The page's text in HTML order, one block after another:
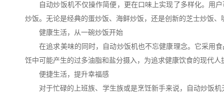
自动炒饭机不仅操作简便，更在口味上实现了多样化。用户
炒饭。无论是经典的蛋炒饭、海鲜炒饭，还是创新的芝士炒饭
健康生活，从一碗炒饭开始
在追求美味的同时，自动炒饭机也不忘健康理念。它采用食
饪中可能产生的过多油脂和盐分摄入，为追求健康饮食的现代人
便捷生活，提升幸福感
对于忙碌的上班族、学生族或是烹饪新手来说，自动炒饭机